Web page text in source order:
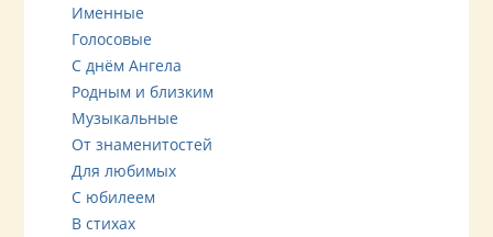
Именные
Голосовые
С днём Ангела
Родным и близким
Музыкальные
От знаменитостей
Для любимых
С юбилеем
В стихах